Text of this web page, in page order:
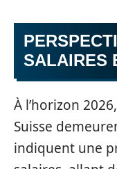
SALAIRES
À l’horizon
Suisse
indiquent une